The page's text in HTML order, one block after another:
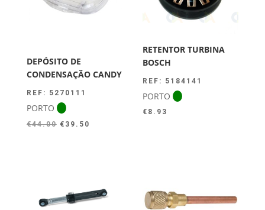
DEPÓSITO DE
CONDENSAÇÃO CANDY
REF: 5270111
PORTO
€44.00 O
€ 39.50
RETENTOR TURBINA
BOSCH
REF: 5184141
PORTO
€ 8.93